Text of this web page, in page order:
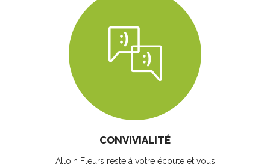
CONVIVIALITÉ
Alloin Fleurs reste à votre écoute et vous